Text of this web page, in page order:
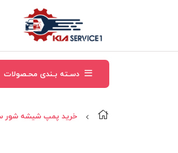
دسـته بـندی محـصولات
خرید پمپ شیشه شور